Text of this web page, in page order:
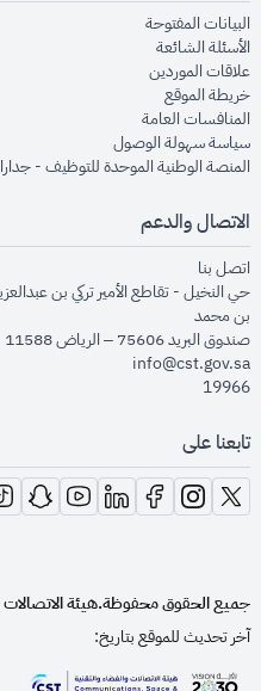
البيانات المفتوحةin new window
الأسئلة الشائعةopens in new window
علاقات الموردينopens in new window
خريطة الموقعopens in new window
المنافسات العامةin new window
سياسة سهولة الوصولin new window
المنصة الوطنية الموحدة للتوظيف -
الاتصال والدعم
اتصل بنا
حي النخيل - تقاطع الأمير تركي بن
بن محمد
صندوق البريد 75606 – الرياض 11588
info@cst.gov.sa
19966
تابعنا على
opens in new window
opens in new window
opens in new window
in new window
new window
جميع الحقوق محفوظة.هيئة
آخر تحديث للموقع بتاريخ: